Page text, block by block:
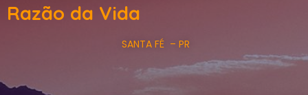
Razão da Vida
SANTA FÉ – PR